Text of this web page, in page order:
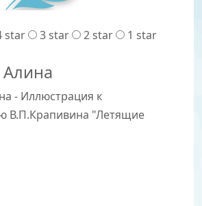
star 3 star 2 star 1 star
Алина
- Иллюстрация к
В.П.Крапивина "Летящие